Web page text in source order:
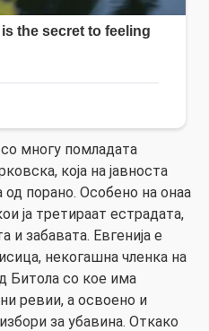
многу помладата
која на јавноста
од порано. Особено на онаа
ја третираат естрадата,
и забавата. Евгенија е
некогашна членка на
Битола со кое има
ревии, а освоено и
за убавина. Откако